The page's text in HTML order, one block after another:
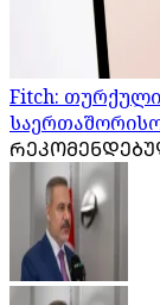
Fitch: თურქული